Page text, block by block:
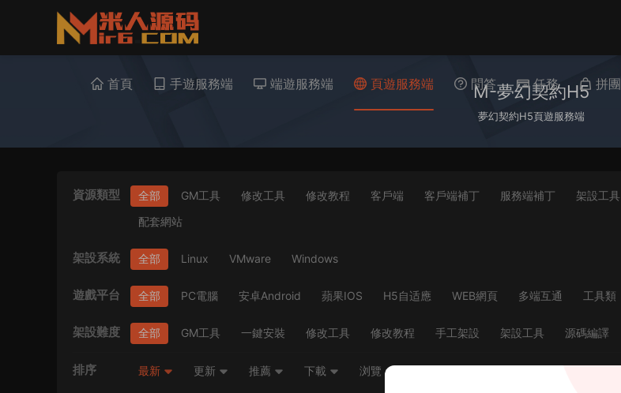
首頁 手遊服務端 端遊服務端 頁遊服務端 問答 任務 拼團
M-夢幻契約H5
夢幻契約H5頁遊服務端
資源類型 全部 GM工具 修改工具 修改教程 客戶端 客戶端補丁 服務端補丁 架設工具
配套網站
架設系統 全部 Linux VMware Windows
遊戲平台 全部 PC電腦 安卓Android 蘋果IOS H5自适應 WEB網頁 多端互通 工具類
架設難度 全部 GM工具 一鍵安裝 修改工具 修改教程 手工架設 架設工具 源碼編譯
排序 最新 更新 推薦 下載 浏覽